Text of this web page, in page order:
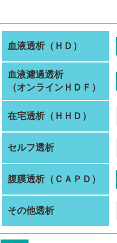
血液透析（ＨＤ）
血液濾過透析
（オンラインＨＤＦ）
在宅透析（ＨＨＤ）
セルフ透析
腹膜透析（ＣＡＰＤ）
その他透析